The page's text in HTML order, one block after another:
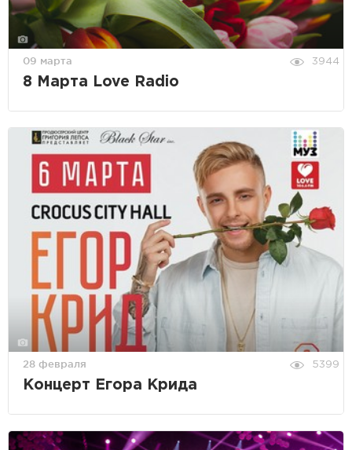
09 марта 3944
8 Марта Love Radio
28 февраля 5399
Концерт Егора Крида